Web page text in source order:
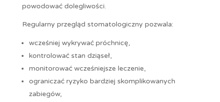
powodować dolegliwości.
Regularny przegląd stomatologiczny pozwala:
wcześniej wykrywać próchnicę,
kontrolować stan dziąseł,
monitorować wcześniejsze leczenie,
ograniczać ryzyko bardziej skomplikowanych
zabiegów,